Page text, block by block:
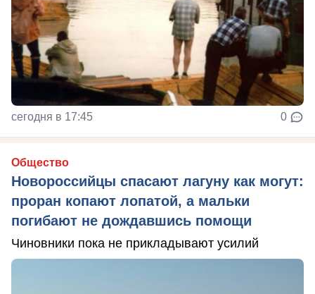
сегодня в 17:45 0
Общество
Новороссийцы спасают лагуну как могут:
проран копают лопатой, а мальки
погибают не дождавшись помощи
Чиновники пока не прикладывают усилий